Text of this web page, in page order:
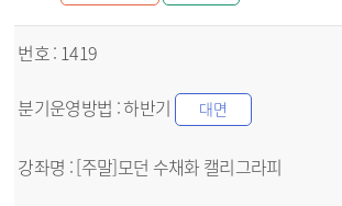
1419
하반기 대면
[주말]모던 수채화 캘리그라피